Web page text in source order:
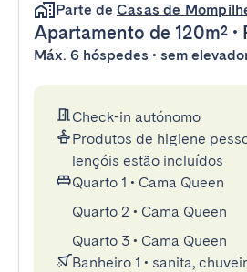
Parte de Casas de
Apartamento de 120m² •
Máx. 6 hóspedes • sem
Check-in autónomo
Produtos de higiene
lençóis estão incluídos
Quarto 1 • Cama Queen
Quarto 2 • Cama Queen
Quarto 3 • Cama Queen
Banheiro 1 • sanita,